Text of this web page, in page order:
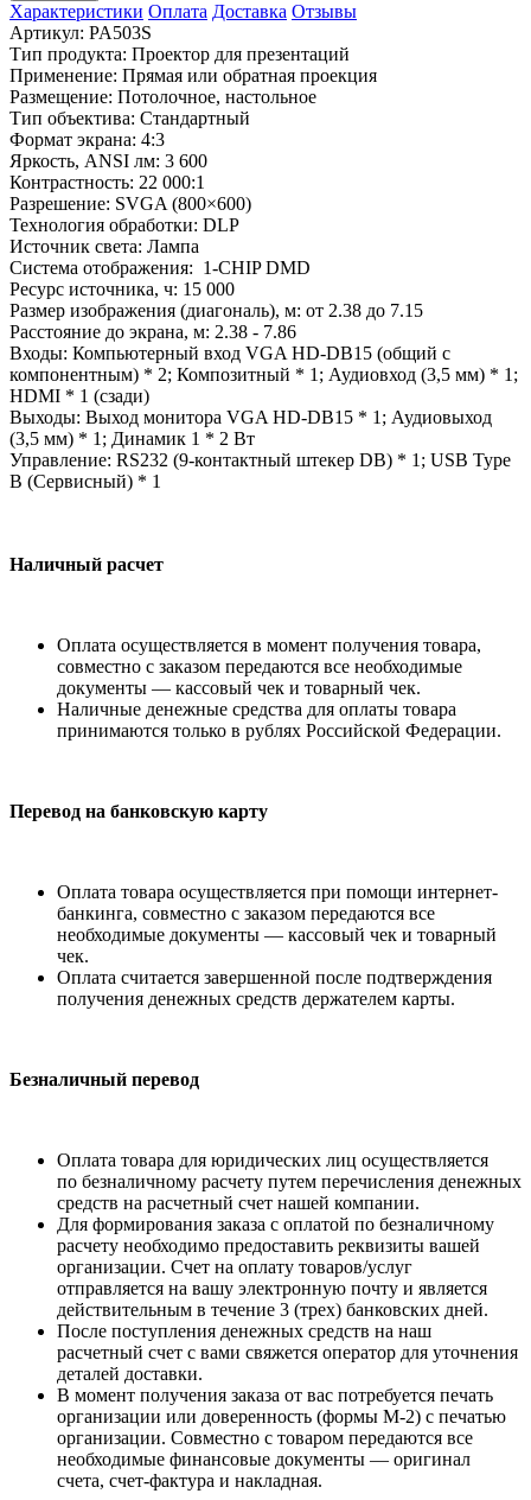
Характеристики Оплата Доставка Отзывы
Артикул: PA503S
Тип продукта: Проектор для презентаций
Применение: Прямая или обратная проекция
Размещение: Потолочное, настольное
Тип объектива: Стандартный
Формат экрана: 4:3
Яркость, ANSI лм: 3 600
Контрастность: 22 000:1
Разрешение: SVGA (800×600)
Технология обработки: DLP
Источник света: Лампа
Система отображения: 1-CHIP DMD
Ресурс источника, ч: 15 000
Размер изображения (диагональ), м: от 2.38 до 7.15
Расстояние до экрана, м: 2.38 - 7.86
Входы: Компьютерный вход VGA HD-DB15 (общий с
компонентным) * 2; Композитный * 1; Аудиовход (3,5 мм) * 1;
HDMI * 1 (сзади)
Выходы: Выход монитора VGA HD-DB15 * 1; Аудиовыход
(3,5 мм) * 1; Динамик 1 * 2 Вт
Управление: RS232 (9-контактный штекер DB) * 1; USB Type
B (Сервисный) * 1
Наличный расчет
Оплата осуществляется в момент получения товара,
совместно с заказом передаются все необходимые
документы — кассовый чек и товарный чек.
Наличные денежные средства для оплаты товара
принимаются только в рублях Российской Федерации.
Перевод на банковскую карту
Оплата товара осуществляется при помощи интернет-
банкинга, совместно с заказом передаются все
необходимые документы — кассовый чек и товарный
чек.
Оплата считается завершенной после подтверждения
получения денежных средств держателем карты.
Безналичный перевод
Оплата товара для юридических лиц осуществляется
по безналичному расчету путем перечисления денежных
средств на расчетный счет нашей компании.
Для формирования заказа с оплатой по безналичному
расчету необходимо предоставить реквизиты вашей
организации. Счет на оплату товаров/услуг
отправляется на вашу электронную почту и является
действительным в течение 3 (трех) банковских дней.
После поступления денежных средств на наш
расчетный счет с вами свяжется оператор для уточнения
деталей доставки.
В момент получения заказа от вас потребуется печать
организации или доверенность (формы М-2) с печатью
организации. Совместно с товаром передаются все
необходимые финансовые документы — оригинал
счета, счет-фактура и накладная.